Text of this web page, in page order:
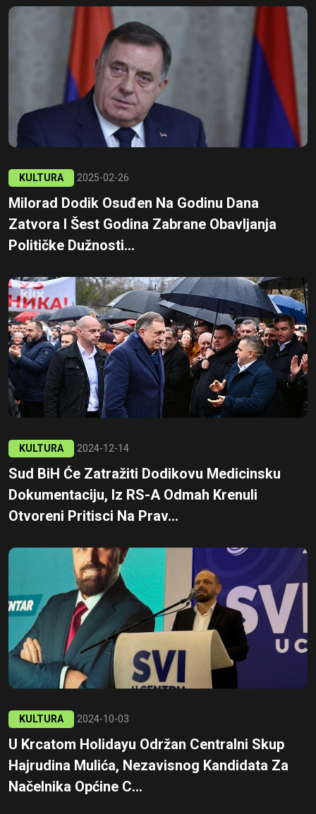
KULTURA 2025-02-26
Milorad Dodik Osuđen Na Godinu Dana
Zatvora I Šest Godina Zabrane Obavljanja
Političke Dužnosti...
KULTURA 2024-12-14
Sud BiH Će Zatražiti Dodikovu Medicinsku
Dokumentaciju, Iz RS-A Odmah Krenuli
Otvoreni Pritisci Na Prav...
KULTURA 2024-10-03
U Krcatom Holidayu Održan Centralni Skup
Hajrudina Mulića, Nezavisnog Kandidata Za
Načelnika Općine C...